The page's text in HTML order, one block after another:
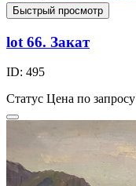
Быстрый просмотр
lot 66. Закат
ID: 495
Статус Цена по запросу